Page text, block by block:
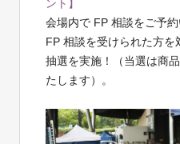
ント】
会場内で FP 相談をご予
FP 相談を受けられた方を
抽選を実施！（当選は商
たします）。